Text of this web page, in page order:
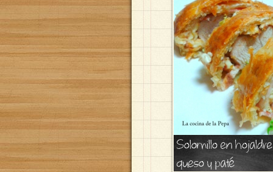
Solomillo en
queso y paté